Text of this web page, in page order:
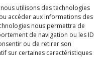
utilisons des technologies
accéder aux informations des
nous permettra de
de navigation ou les ID
ou de retirer son
sur certaines caractéristiques
Matthieu 3, 1 7 ; Luc
Fils Il le dit de nous.
Jésus Christ. Nous
bien-aimés en qui Il